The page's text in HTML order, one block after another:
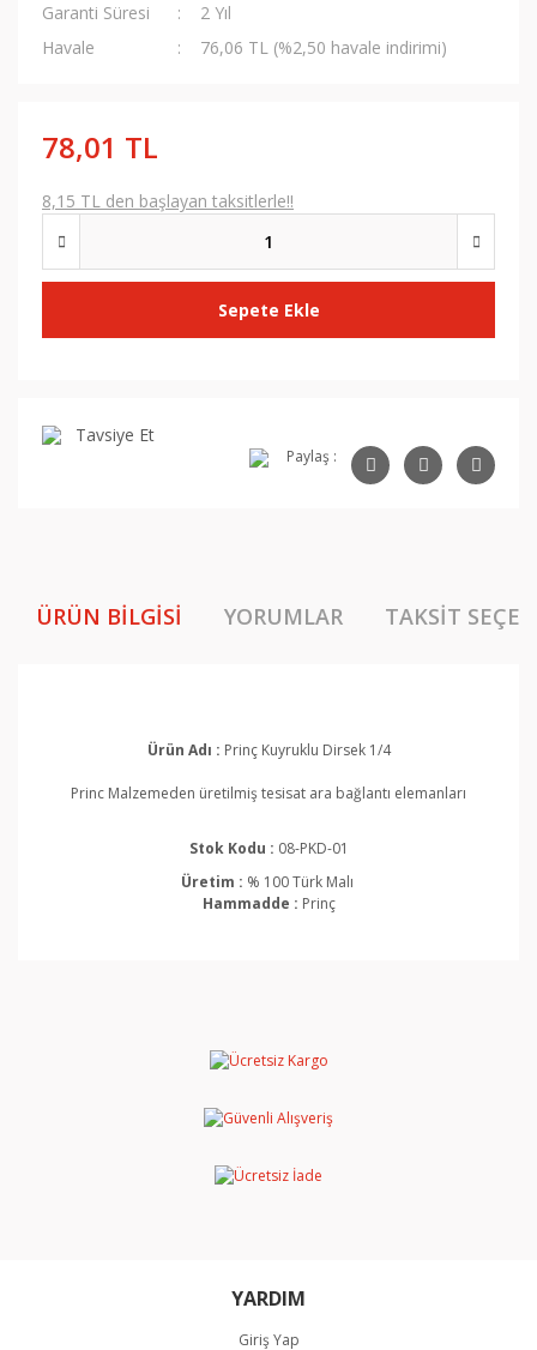
Garanti Süresi
2 Yıl
Havale
76,06 TL (%2,50 havale indirimi)
78,01 TL
8,15 TL den başlayan taksitlerle!!
Sepete Ekle
Tavsiye Et
Paylaş :
ÜRÜN BILGISI YORUMLAR TAKSIT
Ürün Adı : Prinç Kuyruklu Dirsek 1/4
Princ Malzemeden üretilmiş tesisat ara bağlantı elemanları
Stok Kodu : 08-PKD-01
Üretim : % 100 Türk Malı
Hammadde : Prinç
Yorum Yaz
Ürün açıklamasında eksik bilgiler bulunuyor.
YARDIM
Giriş Yap